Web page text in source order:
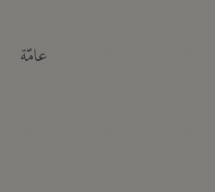
عامّة